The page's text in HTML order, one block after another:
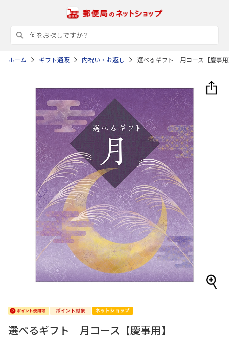
ホーム ギフト通販 内祝い・お返し 選べるギフト 月コース【慶事
選べるギフト 月コース【慶事用】